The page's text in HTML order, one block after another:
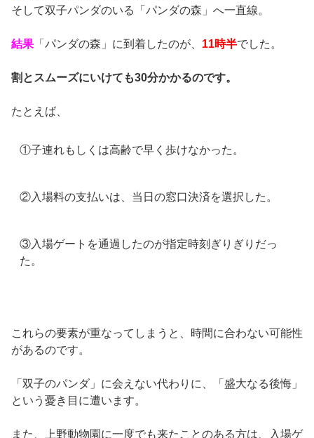
そして双子パンダのいる「パンダの森」へ一直線。
結果 「パンダの森」に到着したのが、 11時半でした。
割とスムーズにいけても30分かかるのです。
たとえば、
①子連れもしくは高齢で早く歩けなかった。
②入場料の支払いは、当日の窓口決済を選択した。
③入場ゲートを通過したのが指定時刻ぎりぎりだっ
た。
これらの要素が重なってしまうと、時間に合わない可能性
があるのです。
「双子のパンダ」に会えない代わりに、「盛大なる後悔」
という憂き目に遭います。
また、上野動物園に一度でも来たことのある方は、入場ゲ